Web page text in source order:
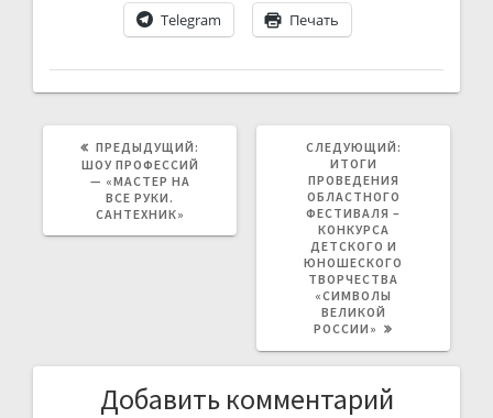
Telegram Печать
ПРЕДЫДУЩИЙ:
ШОУ ПРОФЕССИЙ
— «МАСТЕР НА
ВСЕ РУКИ.
САНТЕХНИК»
СЛЕДУЮЩИЙ:
ИТОГИ
ПРОВЕДЕНИЯ
ОБЛАСТНОГО
ФЕСТИВАЛЯ –
КОНКУРСА
ДЕТСКОГО И
ЮНОШЕСКОГО
ТВОРЧЕСТВА
«СИМВОЛЫ
ВЕЛИКОЙ
РОССИИ»
Добавить комментарий